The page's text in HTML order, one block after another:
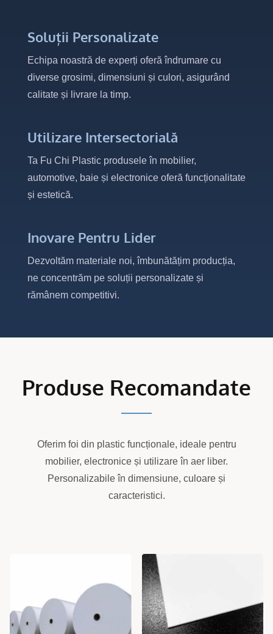
Soluții Personalizate
Echipa noastră de experți oferă îndrumare cu
diverse grosimi, dimensiuni și culori, asigurând
calitate și livrare la timp.
Utilizare Intersectorială
Ta Fu Chi Plastic produsele în mobilier,
automotive, baie și electronice oferă funcționalitate
și estetică.
Inovare Pentru Lider
Dezvoltăm materiale noi, îmbunătățim producția,
ne concentrăm pe soluții personalizate și
rămânem competitivi.
Produse Recomandate
Oferim foi din plastic funcționale, ideale pentru
mobilier, electronice și utilizare în aer liber.
Personalizabile în dimensiune, culoare și
caracteristici.